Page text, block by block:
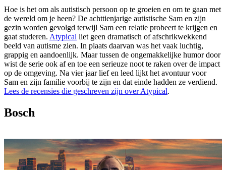
Hoe is het om als autistisch persoon op te groeien en om te gaan met
de wereld om je heen? De achttienjarige autistische Sam en zijn
gezin worden gevolgd terwijl Sam een relatie probeert te krijgen en
gaat studeren. Atypical liet geen dramatisch of afschrikwekkend
beeld van autisme zien. In plaats daarvan was het vaak luchtig,
grappig en aandoenlijk. Maar tussen de ongemakkelijke humor door
wist de serie ook af en toe een serieuze noot te raken over de impact
op de omgeving. Na vier jaar lief en leed lijkt het avontuur voor
Sam en zijn familie voorbij te zijn en dat einde hadden ze verdiend.
Lees de recensies die geschreven zijn over Atypical.
Bosch